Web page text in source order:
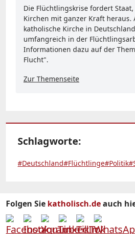
Die Flüchtlingskrise fordert
Kirchen mit ganzer Kraft heraus.
katholische Kirche in
umfangreich in der
Informationen dazu auf der
Flucht".
Zur Themenseite
Schlagworte:
#Deutschland#Flüchtlinge#Politik
Folgen Sie katholisch.deauch